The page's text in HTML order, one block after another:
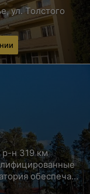
ул. Толстого
р-н 319 км
обеспечат
здоровья